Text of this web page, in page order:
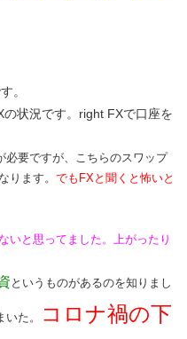
。
状況です。right FXで口座を
必要ですが、こちらのスワップ
ります。 でもFXと聞くと怖いと
いと思ってました。上がったり
というものがあるのを知りまし
た。
​コロナ禍の下